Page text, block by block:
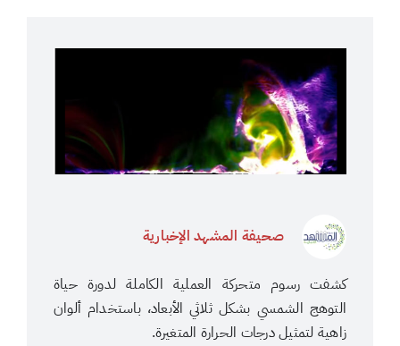
صحيفة المشهد الإخبارية
كشفت رسوم متحركة العملية الكاملة لدورة حياة
التوهج الشمسي بشكل ثلاثي الأبعاد، باستخدام ألوان
زاهية لتمثيل درجات الحرارة المتغيرة.